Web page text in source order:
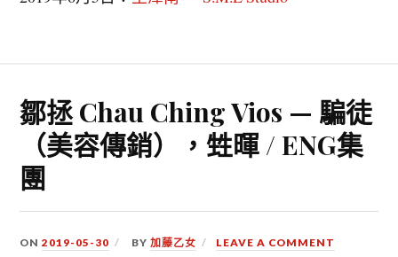
鄒拯 Chau Ching Vios — 騙徒
（美容傳銷），甡暉 / ENG集
團
ON2019-05-30 BY加藤乙女 LEAVE A COMMENT